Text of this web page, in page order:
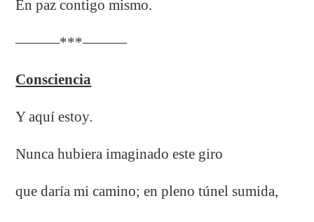
En paz contigo mismo.
———***———
Consciencia
Y aquí estoy.
Nunca hubiera imaginado este giro
que daría mi camino; en pleno túnel sumida,